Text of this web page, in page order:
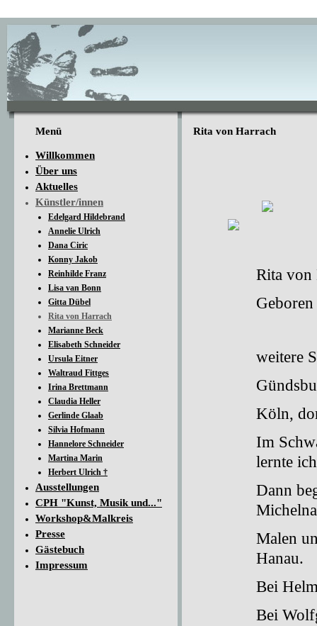
Menü
Willkommen
Über uns
Aktuelles
Künstler/innen
Edelgard Hildebrand
Annelie Ulrich
Dana Ciric
Konny Jakob
Reinhilde Franz
Lisa van Bonn
Gitta Dübel
Rita von Harrach
Marianne Beck
Elisabeth Schneider
Ursula Eitner
Waltraud Fittges
Irina Brettmann
Claudia Heller
Gerlinde Glaab
Silvia Hofmann
Hannelore Schneider
Martina Marin
Herbert Ulrich †
Ausstellungen
CPH "Kunst, Musik und..."
Workshop&Malkreis
Presse
Gästebuch
Impressum
Rita von Harrach
Rita von
weitere
Köln,
Im
lernte
Dann
Malen
Hanau.
Bei
Bei